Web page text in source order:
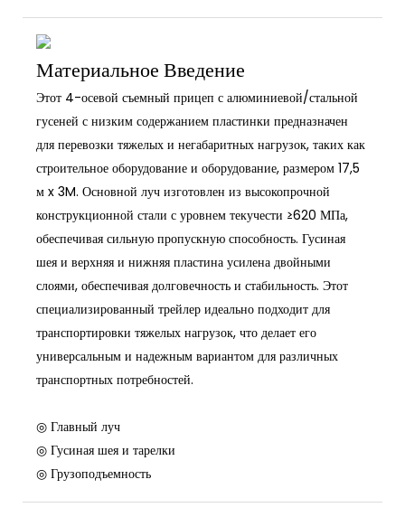
Материальное Введение
Этот 4-осевой съемный прицеп с алюминиевой/стальной
гусеней с низким содержанием пластинки предназначен
для перевозки тяжелых и негабаритных нагрузок, таких как
строительное оборудование и оборудование, размером 17,5
м x 3M. Основной луч изготовлен из высокопрочной
конструкционной стали с уровнем текучести ≥620 МПа,
обеспечивая сильную пропускную способность. Гусиная
шея и верхняя и нижняя пластина усилена двойными
слоями, обеспечивая долговечность и стабильность. Этот
специализированный трейлер идеально подходит для
транспортировки тяжелых нагрузок, что делает его
универсальным и надежным вариантом для различных
транспортных потребностей.
◎ Главный луч
◎ Гусиная шея и тарелки
◎ Грузоподъемность